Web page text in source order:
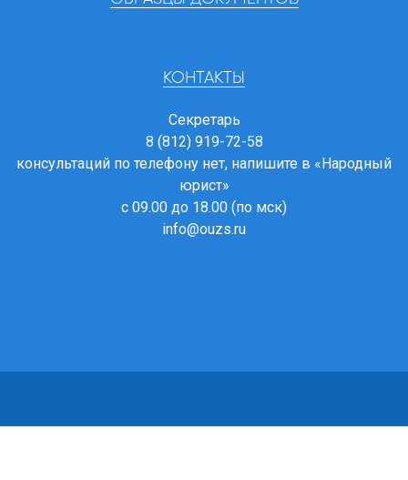
КОНТАКТЫ
Секретарь
8 (812) 919-72-58
консультаций по телефону нет, напишите в «Народный
юрист»
с 09.00 до 18.00 (по мск)
info@ouzs.ru